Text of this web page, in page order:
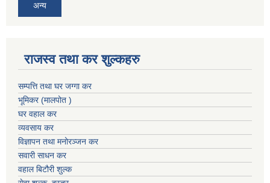
अन्य
राजस्व तथा कर शुल्कहरु
सम्पत्ति तथा घर जग्गा कर
भूमिकर (मालपोत )
घर वहाल कर
व्यवसाय कर
विज्ञापन तथा मनोरञ्जन कर
सवारी साधन कर
वहाल बिटौरी शुल्क